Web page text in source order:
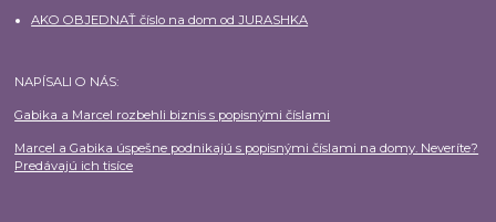
AKO OBJEDNAŤ číslo na dom od JURASHKA
NAPÍSALI O NÁS:
Gabika a Marcel rozbehli biznis s popisnými číslami
Marcel a Gabika úspešne podnikajú s popisnými číslami na domy. Neveríte?
Predávajú ich tisíce